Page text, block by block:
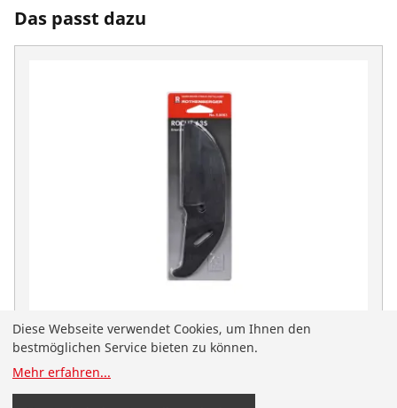
Das passt dazu
Ersatzmesser f. ROCUT TC 63 Professional
No. 50063
Diese Webseite verwendet Cookies, um Ihnen den
bestmöglichen Service bieten zu können.
Mehr erfahren...